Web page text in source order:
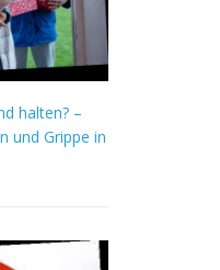
halten? –
und Grippe in